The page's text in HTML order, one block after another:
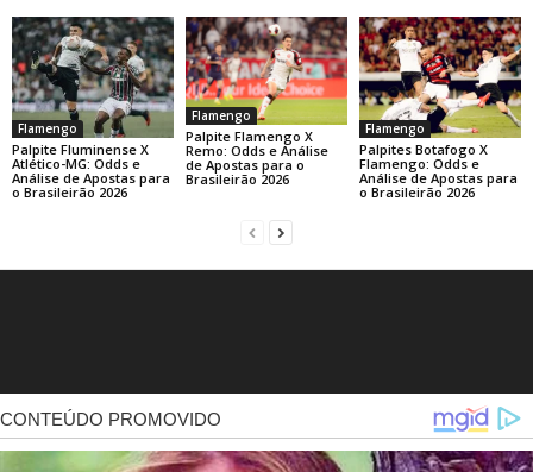
Flamengo
Palpite Fluminense X
Atlético-MG: Odds e
Análise de Apostas para
o Brasileirão 2026
Flamengo
Palpite Flamengo X
Remo: Odds e Análise
de Apostas para o
Brasileirão 2026
Flamengo
Palpites Botafogo X
Flamengo: Odds e
Análise de Apostas para
o Brasileirão 2026